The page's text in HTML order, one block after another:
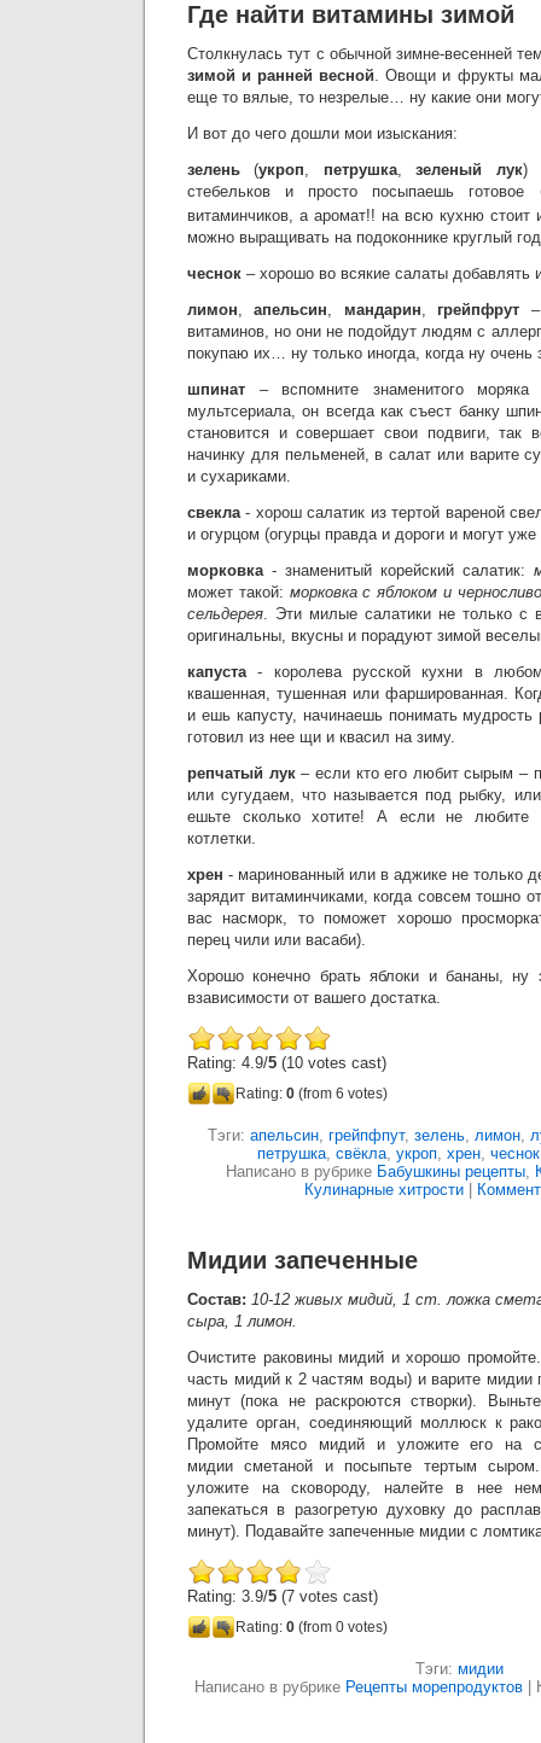
Где найти витамины зимой
Столкнулась тут с обычной зимне-весенней
зимой и ранней весной. Овощи и фрукты
еще то вялые, то незрелые… ну какие они
И вот до чего дошли мои изыскания:
зелень (укроп, петрушка,зеленый лук)
стебельков и просто посыпаешь
витаминчиков, а аромат!! на всю кухню стоит
можно выращивать на подоконнике круглый
чеснок – хорошо во всякие салаты добавлять
лимон,апельсин, мандарин, грейпфрут
витаминов, но они не подойдут людям с
покупаю их… ну только иногда, когда ну очень
шпинат – вспомните знаменитого моряка
мультсериала, он всегда как съест банку
становится и совершает свои подвиги, так
начинку для пельменей, в салат или варите
и сухариками.
свекла- хорош салатик из тертой вареной
и огурцом (огурцы правда и дороги и могут
морковка - знаменитый корейский салатик:
может такой: морковка с яблоком и
сельдерея. Эти милые салатики не только с
оригинальны, вкусны и порадуют зимой
капуста- королева русской кухни в
квашенная, тушенная или фаршированная.
и ешь капусту, начинаешь понимать мудрость
готовил из нее щи и квасил на зиму.
репчатый лук– если кто его любит сырым –
или сугудаем, что называется под рыбку,
ешьте сколько хотите! А если не любите
котлетки.
хрен - маринованный или в аджике не только
зарядит витаминчиками, когда совсем тошно
вас насморк, то поможет хорошо
перец чили или васаби).
Хорошо конечно брать яблоки и бананы, ну
взависимости от вашего достатка.
Rating: 4.9/5 (10 votes cast)
Rating: 0 (from 6 votes)
Тэги: апельсин, грейпфпут, зелень, лимон,
петрушка, свёкла, укроп, хрен, чеснок
Написано в рубрике Бабушкины рецепты,
Кулинарные хитрости|
Мидии запеченные
Состав: 10-12 живых мидий, 1 ст. ложка
сыра, 1 лимон.
Очистите раковины мидий и хорошо
часть мидий к 2 частям воды) и варите мидии
минут (пока не раскроются створки).
удалите орган, соединяющий моллюск к
Промойте мясо мидий и уложите его на
мидии сметаной и посыпьте тертым
уложите на сковороду, налейте в нее
запекаться в разогретую духовку до
минут). Подавайте запеченные мидии с
Rating: 3.9/5 (7 votes cast)
Rating: 0 (from 0 votes)
Тэги: мидии
Написано в рубрике Рецепты морепродуктов